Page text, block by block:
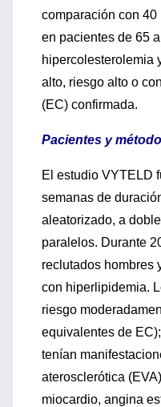
comparación con 40
en pacientes de 65
hipercolesterolemia
alto, riesgo alto o
(EC) confirmada.
Pacientes y
El estudio VYTELD
semanas de
aleatorizado, a
paralelos. Durante
reclutados hombres
con hiperlipidemia.
riesgo
equivalentes de
tenían
aterosclerótica
miocardio, angina